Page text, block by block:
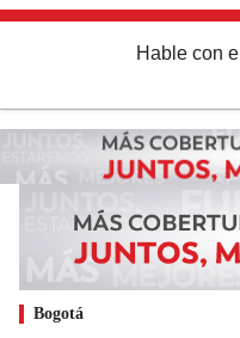
Hable con el
Bogotá